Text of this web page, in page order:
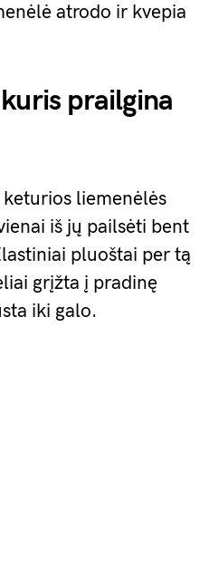
atrodo ir kvepia
prailgina
liemenėlės
iš jų pailsėti bent
pluoštai per tą
grįžta į pradinę
iki galo.